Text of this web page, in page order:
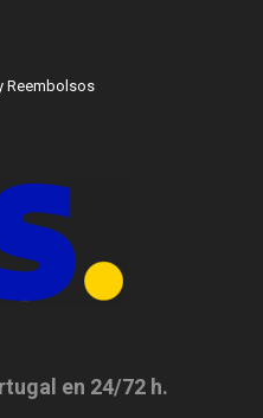
Reembolsos
en 24/72 h.